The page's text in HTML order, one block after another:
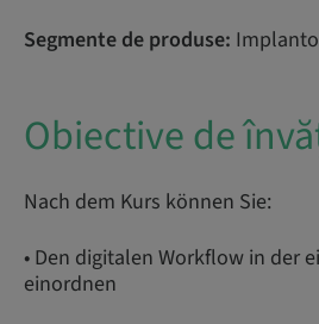
Segmente de produse:
Obiective de
Nach dem Kurs können Sie:
• Den digitalen Workflow in der
einordnen